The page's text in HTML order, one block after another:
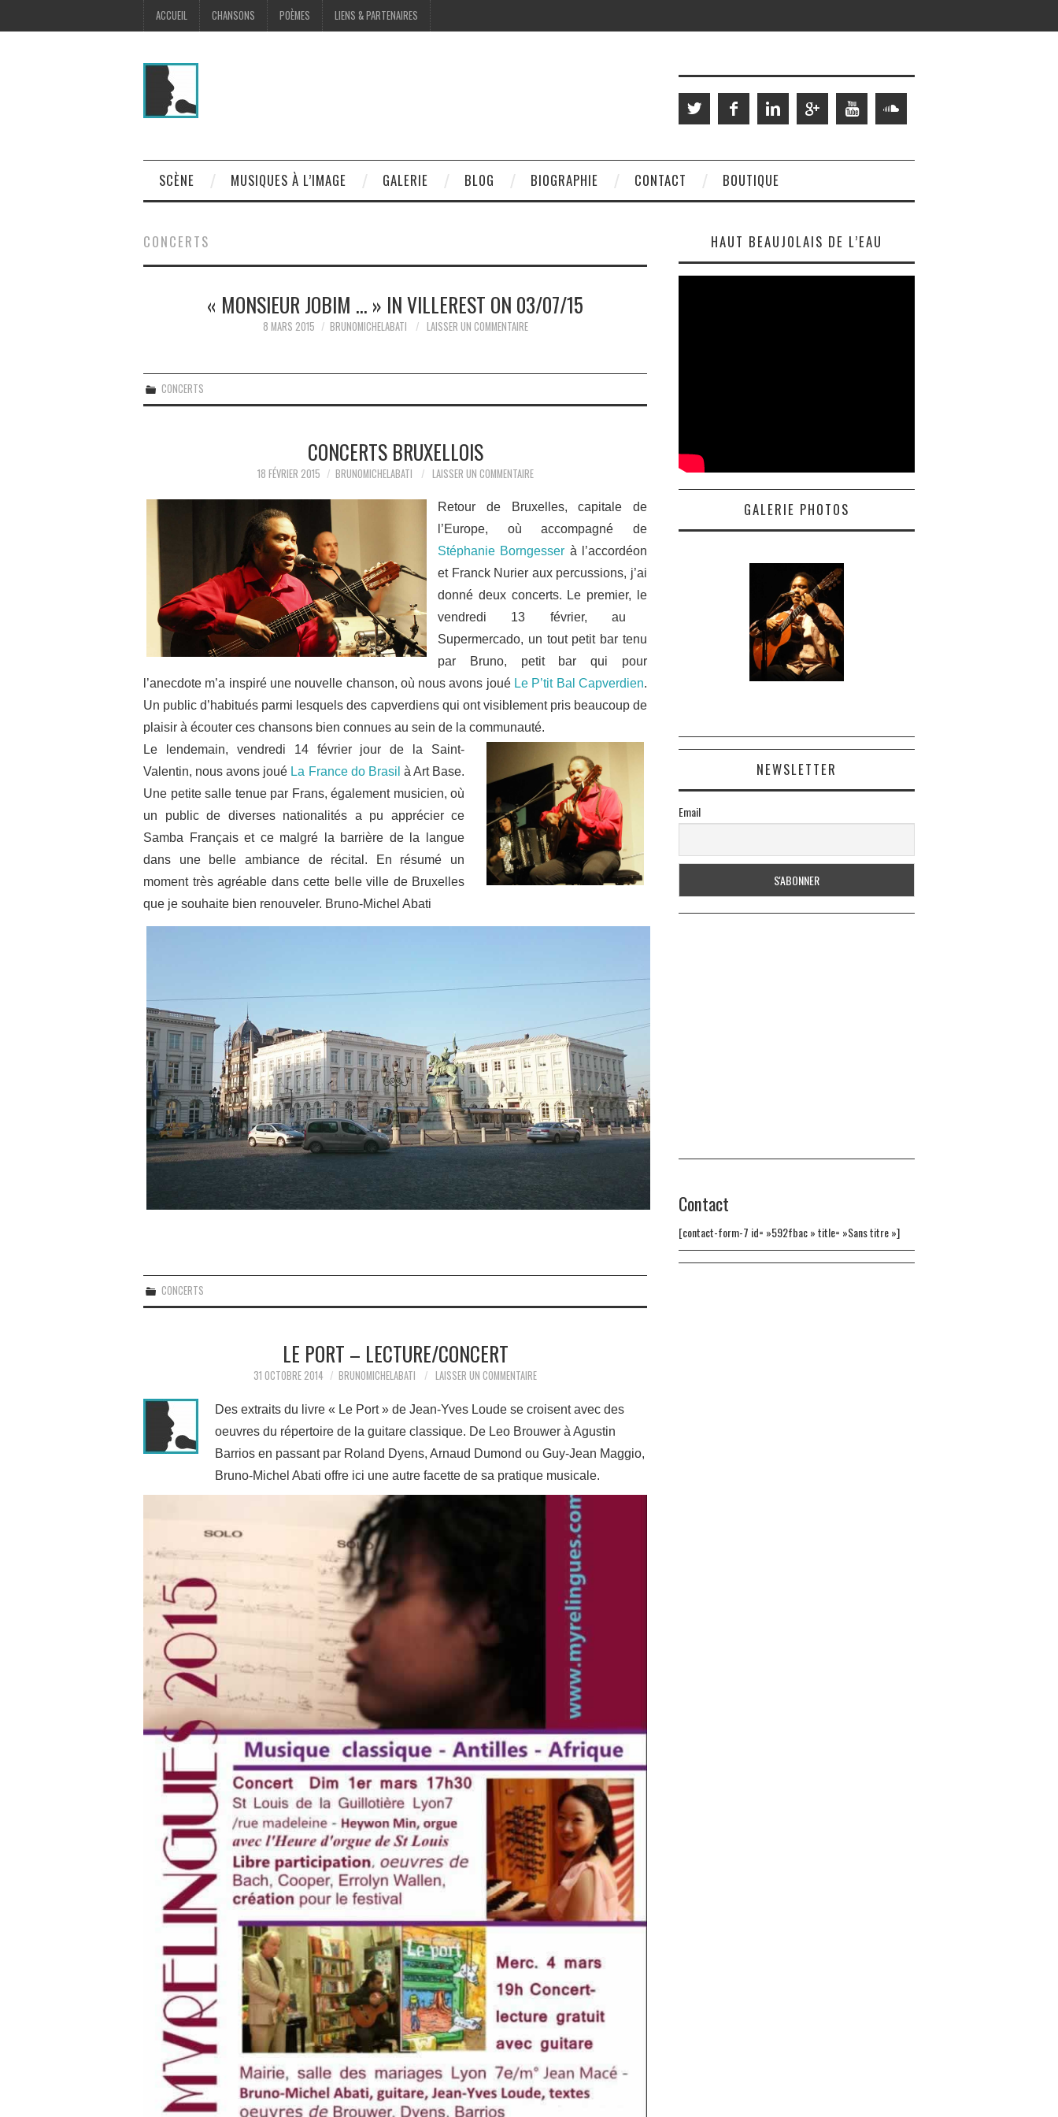
ACCUEIL CHANSONS POÈMES LIENS & PARTENAIRES
SCÈNE MUSIQUES À L’IMAGE GALERIE BLOG BIOGRAPHIE CONTACT BOUTIQUE
CONCERTS
« MONSIEUR JOBIM … » IN VILLEREST ON 03/07/15
8 MARS 2015 BRUNOMICHELABATI LAISSER UN COMMENTAIRE
CONCERTS
CONCERTS BRUXELLOIS
18 FÉVRIER 2015 BRUNOMICHELABATI LAISSER UN COMMENTAIRE
Retour de Bruxelles, capitale de
l’Europe, où accompagné de
Stéphanie Borngesser à l’accordéon
et Franck Nurier aux percussions, j’ai
donné deux concerts. Le premier, le
vendredi 13 février, au
Supermercado, un tout petit bar tenu
par Bruno, petit bar qui pour
l’anecdote m’a inspiré une nouvelle chanson, où nous avons joué Le P’tit Bal Capverdien.
Un public d’habitués parmi lesquels des capverdiens qui ont visiblement pris beaucoup de
plaisir à écouter ces chansons bien connues au sein de la communauté.
Le lendemain, vendredi 14 février jour de la Saint-
Valentin, nous avons joué La France do Brasil à Art Base.
Une petite salle tenue par Frans, également musicien, où
un public de diverses nationalités a pu apprécier ce
Samba Français et ce malgré la barrière de la langue
dans une belle ambiance de récital. En résumé un
moment très agréable dans cette belle ville de Bruxelles
que je souhaite bien renouveler. Bruno-Michel Abati
CONCERTS
LE PORT – LECTURE/CONCERT
31 OCTOBRE 2014 BRUNOMICHELABATI LAISSER UN COMMENTAIRE
Des extraits du livre « Le Port » de Jean-Yves Loude se croisent avec des
oeuvres du répertoire de la guitare classique. De Leo Brouwer à Agustin
Barrios en passant par Roland Dyens, Arnaud Dumond ou Guy-Jean Maggio,
Bruno-Michel Abati offre ici une autre facette de sa pratique musicale.
HAUT BEAUJOLAIS DE L’EAU
GALERIE PHOTOS
NEWSLETTER
Email
Contact
[contact-form-7 id= »592fbac » title= »Sans titre »]